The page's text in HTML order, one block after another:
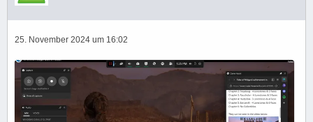
25. November 2024 um 16:02